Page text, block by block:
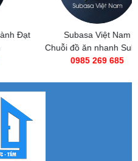
Subasa Việt Nam
Chuỗi đồ ăn nhanh Subasa
0985 269 685